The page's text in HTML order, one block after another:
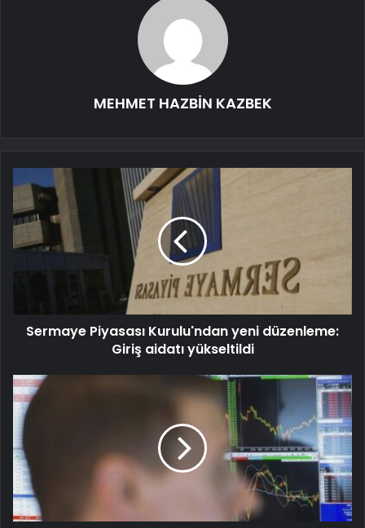
MEHMET HAZBİN KAZBEK
Sermaye Piyasası Kurulu'ndan yeni düzenleme:
Giriş aidatı yükseltildi